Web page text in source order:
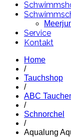
Service
Kontakt
Home
/
Tauchshop
/
ABC
/
Schnorchel
/
Aqualung